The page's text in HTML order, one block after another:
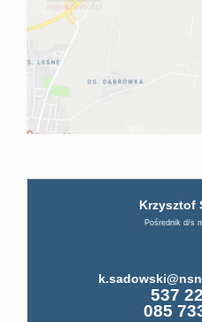
Krzysztof
Pośrednik d/s
537
085